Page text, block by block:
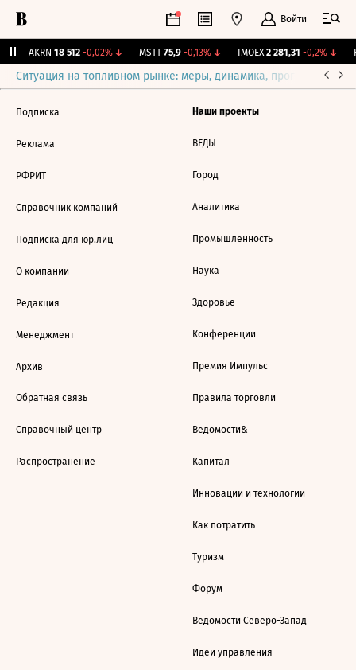
Войти
AKRN 18 512 -0,02%↓ MSTT 75,9 -0,13%↓ IMOEX 2 281,31 -0,2%↓
Ситуация на топливном рынке: меры, динамика, прогнозы
Подписка
Реклама
РФРИТ
Справочник компаний
Подписка для юр.лиц
О компании
Редакция
Менеджмент
Архив
Обратная связь
Справочный центр
Распространение
Наши проекты
ВЕДЫ
Город
Аналитика
Промышленность
Наука
Здоровье
Конференции
Премия Импульс
Правила торговли
Ведомости&
Капитал
Инновации и технологии
Как потратить
Туризм
Форум
Ведомости Северо-Запад
Идеи управления